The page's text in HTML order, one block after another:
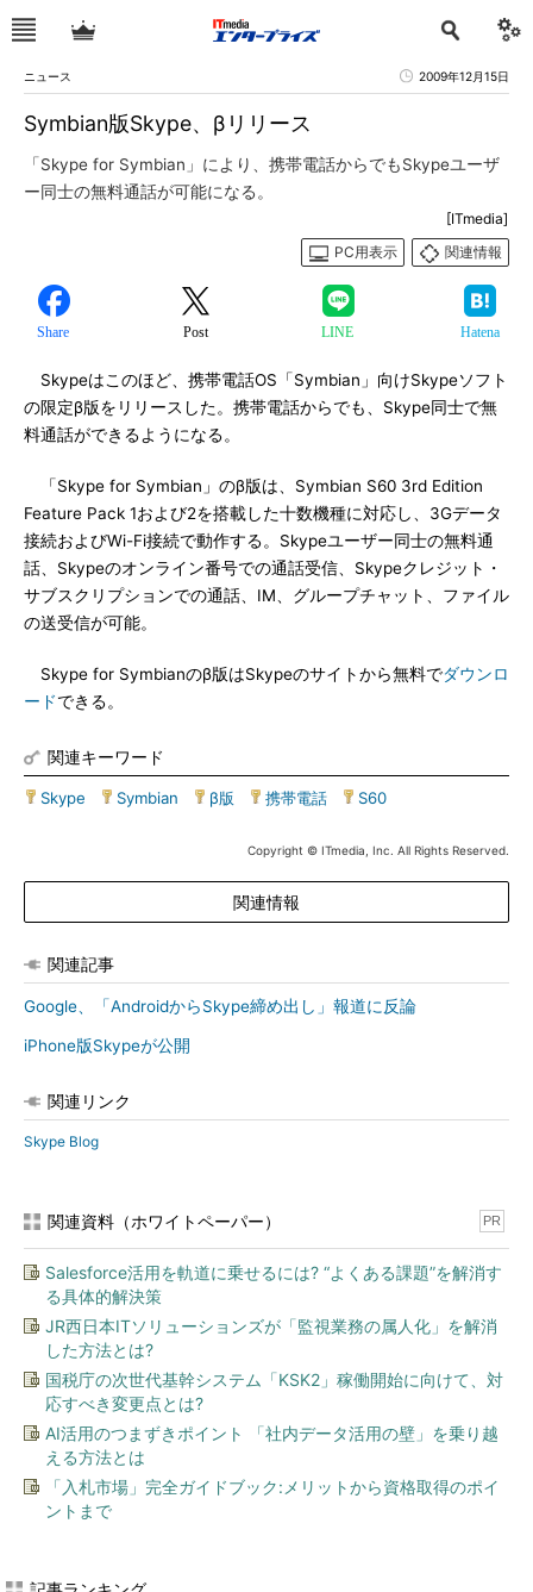
ニュース 2009年12月15日
Symbian版Skype、βリリース
「Skype for Symbian」により、携帯電話からでもSkypeユーザ
ー同士の無料通話が可能になる。
[ITmedia]
PC用表示
関連情報
Share Post LINE Hatena
Skypeはこのほど、携帯電話OS「Symbian」向けSkypeソフト
の限定β版をリリースした。携帯電話からでも、Skype同士で無
料通話ができるようになる。
「Skype for Symbian」のβ版は、Symbian S60 3rd Edition
Feature Pack 1および2を搭載した十数機種に対応し、3Gデータ
接続およびWi-Fi接続で動作する。Skypeユーザー同士の無料通
話、Skypeのオンライン番号での通話受信、Skypeクレジット・
サブスクリプションでの通話、IM、グループチャット、ファイル
の送受信が可能。
Skype for Symbianのβ版はSkypeのサイトから無料でダウンロ
ードできる。
関連キーワード
Skype Symbian β版 携帯電話 S60
Copyright © ITmedia, Inc. All Rights Reserved.
関連情報
関連記事
Google、「AndroidからSkype締め出し」報道に反論
iPhone版Skypeが公開
関連リンク
Skype Blog
関連資料（ホワイトペーパー） PR
Salesforce活用を軌道に乗せるには? “よくある課題”を解消す
る具体的解決策
JR西日本ITソリューションズが「監視業務の属人化」を解消
した方法とは?
国税庁の次世代基幹システム「KSK2」稼働開始に向けて、対
応すべき変更点とは?
AI活用のつまずきポイント 「社内データ活用の壁」を乗り越
える方法とは
「入札市場」完全ガイドブック:メリットから資格取得のポイ
ントまで